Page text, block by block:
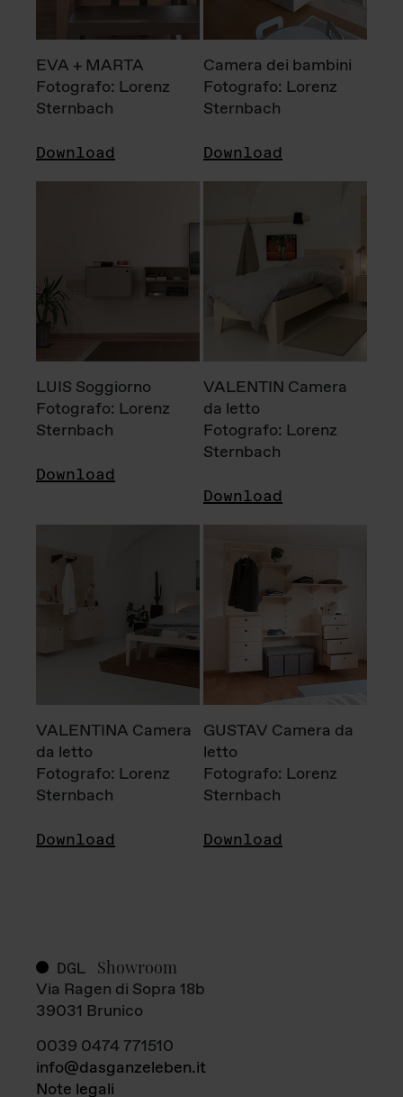
EVA + MARTA
Fotografo: Lorenz
Sternbach
Download
Camera dei bambini
Fotografo: Lorenz
Sternbach
Download
LUIS Soggiorno
Fotografo: Lorenz
Sternbach
Download
VALENTIN Camera
da letto
Fotografo: Lorenz
Sternbach
Download
VALENTINA Camera
da letto
Fotografo: Lorenz
Sternbach
Download
GUSTAV Camera da
letto
Fotografo: Lorenz
Sternbach
Download
DGL Showroom
Via Ragen di Sopra 18b
39031 Brunico
0039 0474 771510
info@dasganzeleben.it
Note legali